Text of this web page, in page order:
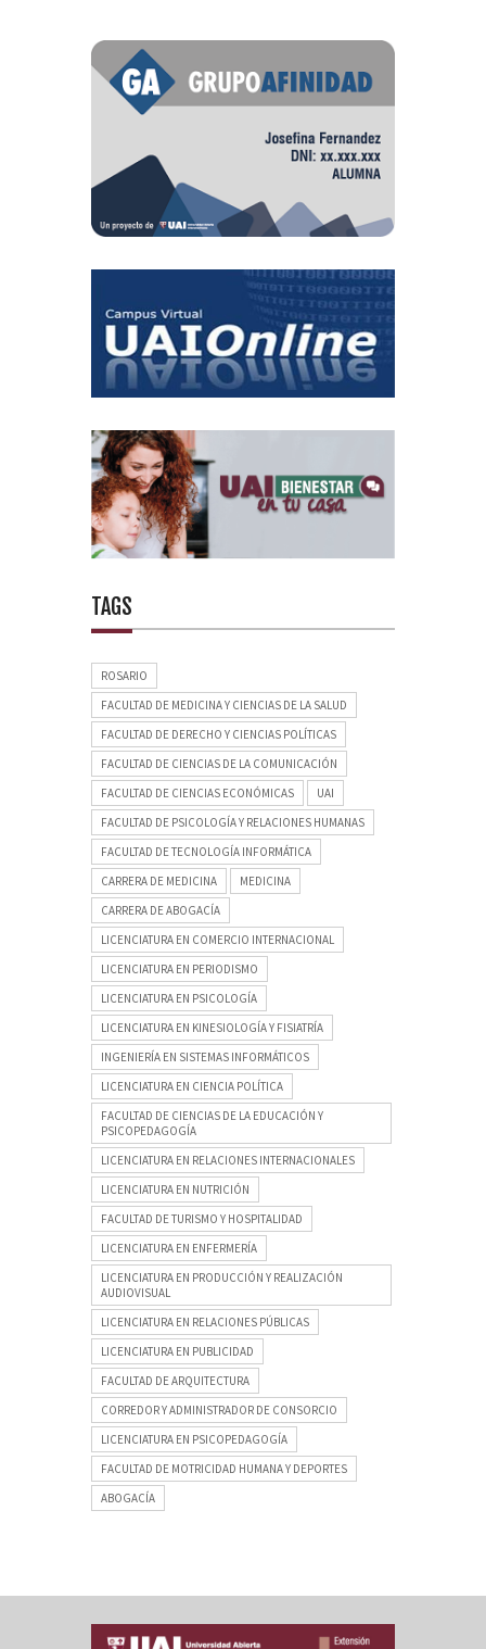
TAGS
ROSARIO
FACULTAD DE MEDICINA Y CIENCIAS DE LA SALUD
FACULTAD DE DERECHO Y CIENCIAS POLÍTICAS
FACULTAD DE CIENCIAS DE LA COMUNICACIÓN
FACULTAD DE CIENCIAS ECONÓMICAS
UAI
FACULTAD DE PSICOLOGÍA Y RELACIONES HUMANAS
FACULTAD DE TECNOLOGÍA INFORMÁTICA
CARRERA DE MEDICINA
MEDICINA
CARRERA DE ABOGACÍA
LICENCIATURA EN COMERCIO INTERNACIONAL
LICENCIATURA EN PERIODISMO
LICENCIATURA EN PSICOLOGÍA
LICENCIATURA EN KINESIOLOGÍA Y FISIATRÍA
INGENIERÍA EN SISTEMAS INFORMÁTICOS
LICENCIATURA EN CIENCIA POLÍTICA
FACULTAD DE CIENCIAS DE LA EDUCACIÓN Y
PSICOPEDAGOGÍA
LICENCIATURA EN RELACIONES INTERNACIONALES
LICENCIATURA EN NUTRICIÓN
FACULTAD DE TURISMO Y HOSPITALIDAD
LICENCIATURA EN ENFERMERÍA
LICENCIATURA EN PRODUCCIÓN Y REALIZACIÓN
AUDIOVISUAL
LICENCIATURA EN RELACIONES PÚBLICAS
LICENCIATURA EN PUBLICIDAD
FACULTAD DE ARQUITECTURA
CORREDOR Y ADMINISTRADOR DE CONSORCIO
LICENCIATURA EN PSICOPEDAGOGÍA
FACULTAD DE MOTRICIDAD HUMANA Y DEPORTES
ABOGACÍA